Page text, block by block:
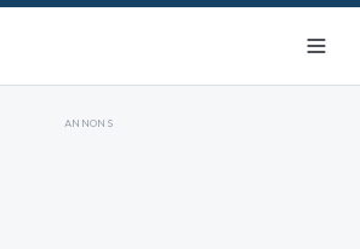
ANNONS